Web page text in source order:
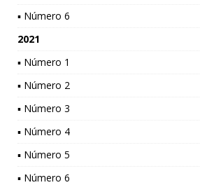
▪ Número 6
2021
▪ Número 1
▪ Número 2
▪ Número 3
▪ Número 4
▪ Número 5
▪ Número 6